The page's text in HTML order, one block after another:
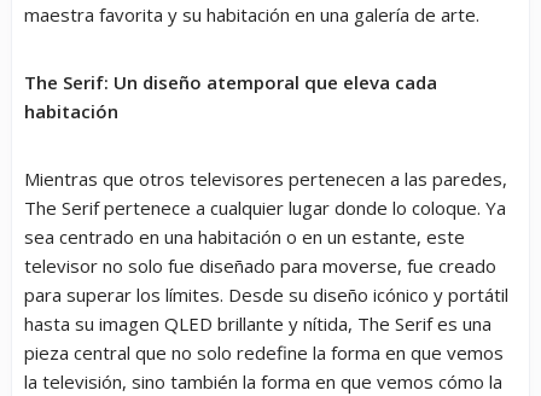
maestra favorita y su habitación en una galería de arte.
The Serif: Un diseño atemporal que eleva cada
habitación
Mientras que otros televisores pertenecen a las paredes,
The Serif pertenece a cualquier lugar donde lo coloque. Ya
sea centrado en una habitación o en un estante, este
televisor no solo fue diseñado para moverse, fue creado
para superar los límites. Desde su diseño icónico y portátil
hasta su imagen QLED brillante y nítida, The Serif es una
pieza central que no solo redefine la forma en que vemos
la televisión, sino también la forma en que vemos cómo la